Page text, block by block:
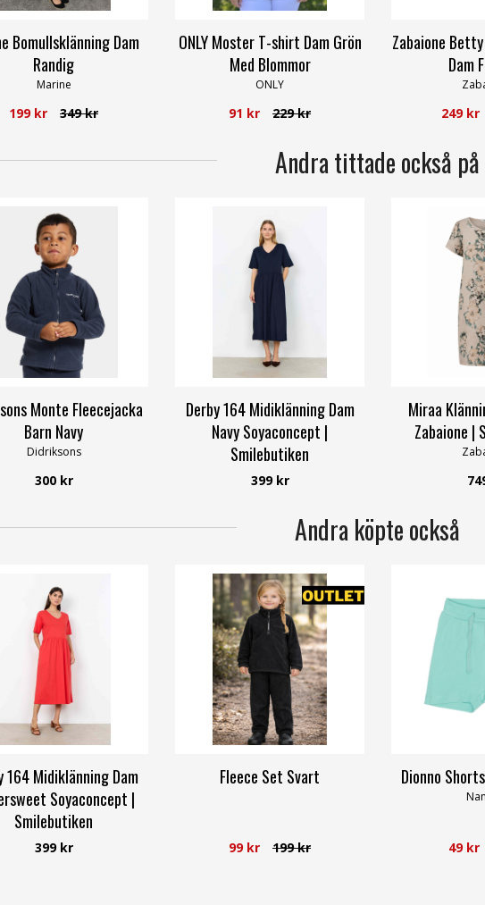
Bomullsklänning Dam
Randig
Marine
199 kr 349 kr
ONLY Moster T-shirt Dam Grön
Med Blommor
ONLY
91 kr 229 kr
Zabaione
Dam
249 kr
Andra tittade också på
Monte Fleecejacka
Barn Navy
Didriksons
300 kr
Derby 164 Midiklänning Dam
Navy Soyaconcept |
Smilebutiken
Soyaconcept
399 kr
Miraa
Zabaione |
Andra köpte också
164 Midiklänning Dam
Soyaconcept |
Smilebutiken
Soyaconcept
399 kr
Fleece Set Svart
99 kr 199 kr
Dionno
49 kr